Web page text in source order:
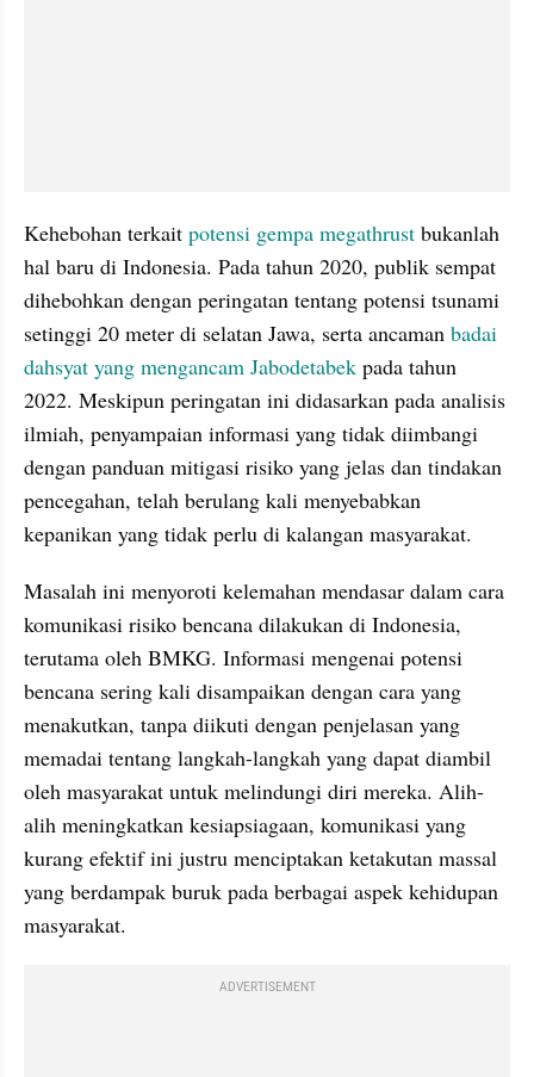
Kehebohan terkait potensi gempa megathrust bukanlah
hal baru di Indonesia. Pada tahun 2020, publik sempat
dihebohkan dengan peringatan tentang potensi tsunami
setinggi 20 meter di selatan Jawa, serta ancaman badai
dahsyat yang mengancam Jabodetabek pada tahun
2022. Meskipun peringatan ini didasarkan pada analisis
ilmiah, penyampaian informasi yang tidak diimbangi
dengan panduan mitigasi risiko yang jelas dan tindakan
pencegahan, telah berulang kali menyebabkan
kepanikan yang tidak perlu di kalangan masyarakat.
Masalah ini menyoroti kelemahan mendasar dalam cara
komunikasi risiko bencana dilakukan di Indonesia,
terutama oleh BMKG. Informasi mengenai potensi
bencana sering kali disampaikan dengan cara yang
menakutkan, tanpa diikuti dengan penjelasan yang
memadai tentang langkah-langkah yang dapat diambil
oleh masyarakat untuk melindungi diri mereka. Alih-
alih meningkatkan kesiapsiagaan, komunikasi yang
kurang efektif ini justru menciptakan ketakutan massal
yang berdampak buruk pada berbagai aspek kehidupan
masyarakat.
ADVERTISEMENT